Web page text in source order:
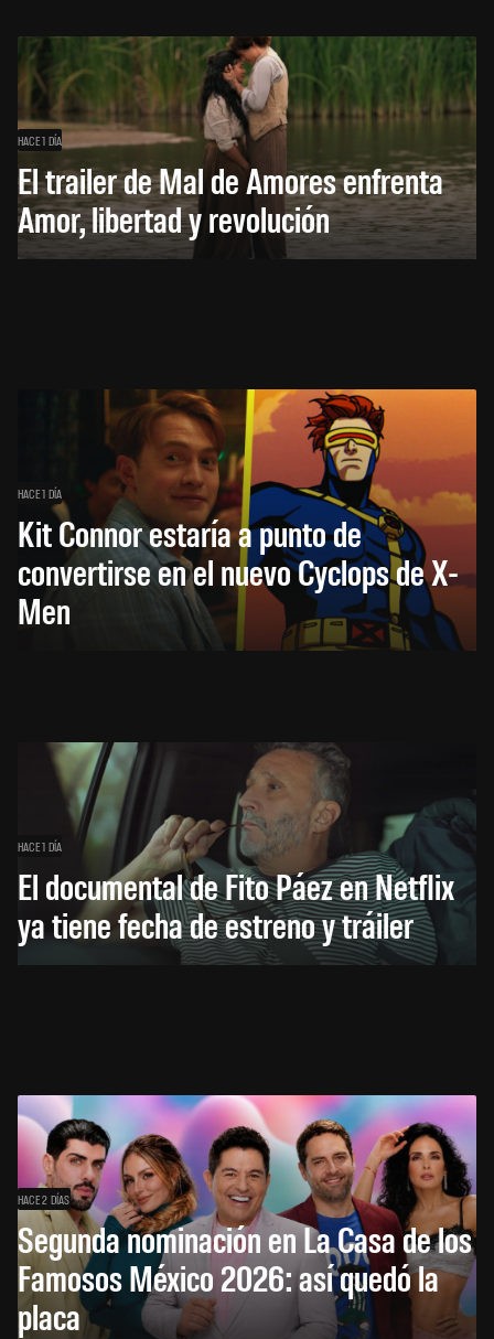
HACE 1 DÍA
El trailer de Mal de Amores enfrenta
Amor, libertad y revolución
HACE 1 DÍA
Kit Connor estaría a punto de
convertirse en el nuevo Cyclops de X-
Men
HACE 1 DÍA
El documental de Fito Páez en Netflix
ya tiene fecha de estreno y tráiler
HACE 2 DÍAS
Segunda nominación en La Casa de los
Famosos México 2026: así quedó la
placa